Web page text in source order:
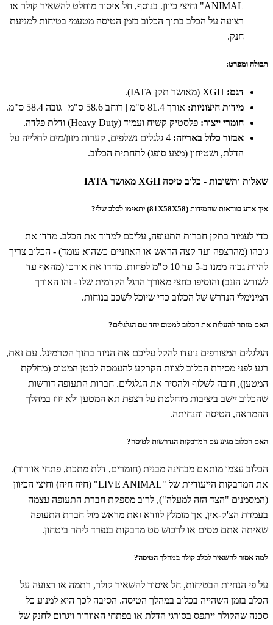
ANIMAL" וחיצי כיוון. בנוסף, חל איסור מוחלט להשאיר קולר או
רצועה על הכלב בתוך הכלוב בזמן הטיסה מטעמי בטיחות למניעת
חנק.
תכולה ומפרט:
דגם:
מידות חיצוניות: אורך 81.4 ס"מ | רוחב 58.6 ס"מ | גובה 58.4 ס"מ.
חומרי ייצור: פלסטיק קשיח ועמיד (Heavy Duty) ודלת פלדה.
אבזור כלול באריזה:
4 גלגלים נשלפים, קערות מזון/מים לתלייה על
הדלת, ושטיחון (מצע סופג) לתחתית הכלוב.
שאלות ותשובות - כלוב טיסה XGH מאושר IATA
איך אדע בוודאות שהמידות (81X58X58) יתאימו לכלב שלי?
כדי לעמוד בתקן חברות התעופה, עליכם למדוד את הכלב. מדדו את
גובהו (מהרצפה ועד קצה הראש או האוזניים כשהוא עומד) - הכלוב צריך
להיות גבוה ממנו ב-5 עד 10 ס"מ לפחות. מדדו את אורכו (מהאף עד
לשורש הזנב) והוסיפו כחצי מאורך הרגל הקדמית שלו - זהו האורך
המינימלי הנדרש של הכלוב כדי שיוכל לשכב בנוחות.
האם מותר להעלות את הכלוב למטוס יחד עם הגלגלים?
הגלגלים המצורפים נועדו להקל עליכם את הניוד בתוך הטרמינל. עם זאת,
רגע לפני מסירת הכלוב לצוות הקרקע להעמסה לבטן המטוס (מחלקת
המטען), חובה לשלוף ולהסיר את הגלגלים. חברות התעופה דורשות
שהכלוב יישב ביציבות מוחלטת על רצפת תא המטען ולא יזוז במהלך
ההמראה, הטיסה והנחיתה.
האם הכלוב מגיע עם המדבקות הנדרשות לטיסה?
הכלוב עצמו מותאם מבחינה מבנית (חומרים, דלת מתכת, פתחי אוורור).
את המדבקות הייעודיות של "LIVE ANIMAL" (חיה חיה) וחיצי הכיוון
(המסמנים "הצד הזה למעלה"), לרוב מספקת חברת התעופה עצמה
בעמדת הצ'ק-אין, אך מומלץ לוודא זאת מראש מול חברת התעופה
שאיתה אתם טסים או לרכוש סט מדבקות בנפרד ליתר ביטחון.
למה אסור להשאיר לכלב קולר במהלך הטיסה?
על פי הנחיות הבטיחות, חל איסור להשאיר קולר, רתמה או רצועה על
הכלב בזמן השהייה בכלוב במהלך הטיסה. הסיבה לכך היא למנוע כל
סכנה שהקולר ייתפס בסורגי הדלת או בפתחי האוורור ויגרום לחנק של